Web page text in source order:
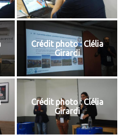
Crédit photo : Clélia
Girardi
Crédit photo : Clélia
Girardi